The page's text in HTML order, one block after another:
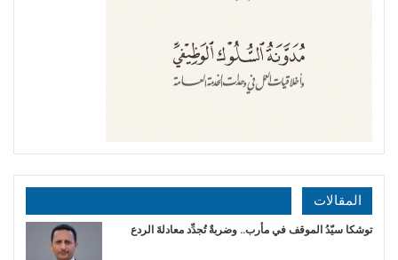
المقالات
توشكا سيّدُ الموقف في مأرب.. وضربةٌ تُجدِّد معادلةَ الردع